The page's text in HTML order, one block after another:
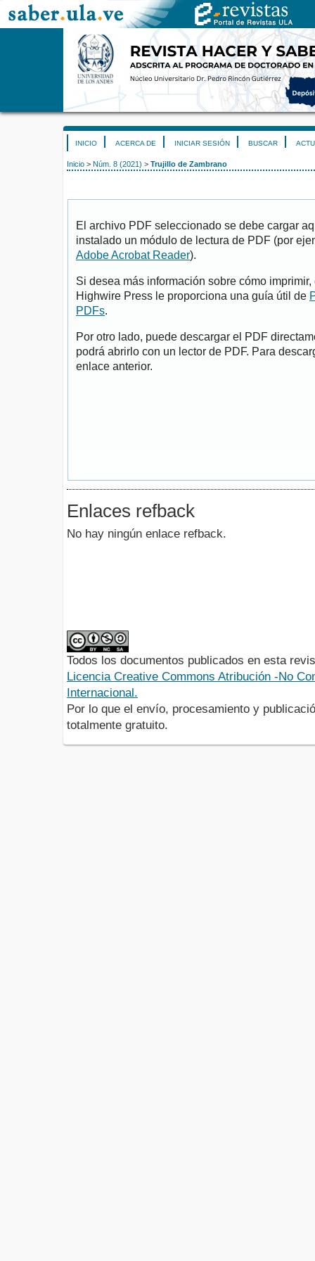
INICIO ACERCA DE INICIAR SESIÓN BUSCAR
Inicio > Núm. 8 (2021) > Trujillo de Zambrano
El archivo PDF seleccionado se debe cargar
instalado un módulo de lectura de PDF (por
Adobe Acrobat Reader).
Si desea más información sobre cómo
Highwire Press le proporciona una guía útil de
PDFs.
Por otro lado, puede descargar el PDF
podrá abrirlo con un lector de PDF. Para
enlace anterior.
Enlaces refback
No hay ningún enlace refback.
Todos los documentos publicados en esta
Licencia Creative Commons Atribución -No
Internacional.
Por lo que el envío, procesamiento y
totalmente gratuito.